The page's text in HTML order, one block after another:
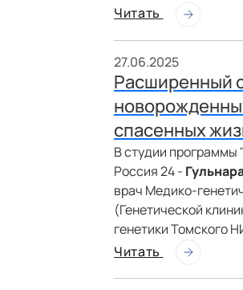
Читать
27.06.2025
Расширенный
спасенных
В студии
Россия 24 -
врач Медико-
(Генетической
генетики Томского
Читать